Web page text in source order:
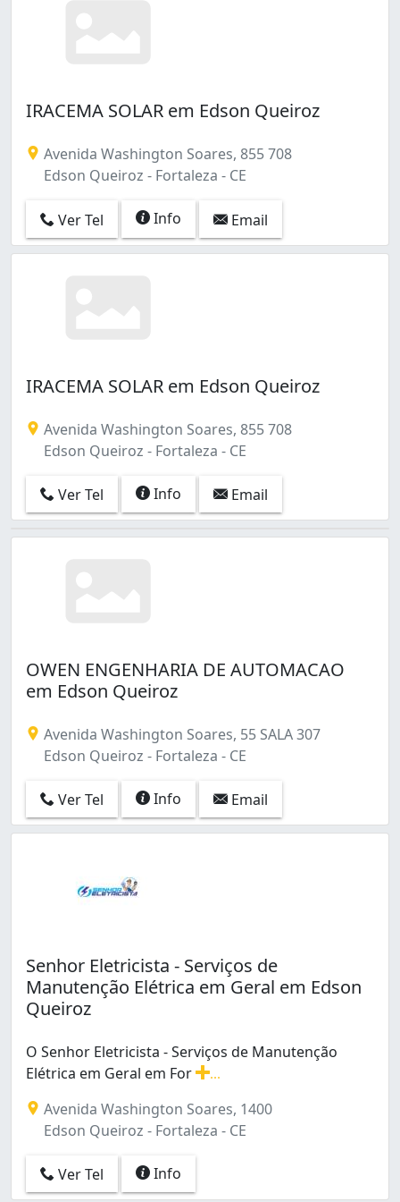
Vila Ellery (1)
Vila Peri (1)
Vila União (1)
Vila Velha (3)
Álvaro Weyne (12)
IRACEMA SOLAR em Edson Queiroz
Avenida Washington Soares, 855 708
Edson Queiroz - Fortaleza - CE
Ver Tel Info Email
IRACEMA SOLAR em Edson Queiroz
Avenida Washington Soares, 855 708
Edson Queiroz - Fortaleza - CE
Ver Tel Info Email
OWEN ENGENHARIA DE AUTOMACAO
em Edson Queiroz
Avenida Washington Soares, 55 SALA 307
Edson Queiroz - Fortaleza - CE
Ver Tel Info Email
Senhor Eletricista - Serviços de
Manutenção Elétrica em Geral em Edson
Queiroz
O Senhor Eletricista - Serviços de Manutenção
Elétrica em Geral em For
Avenida Washington Soares, 1400
Edson Queiroz - Fortaleza - CE
Ver Tel Info